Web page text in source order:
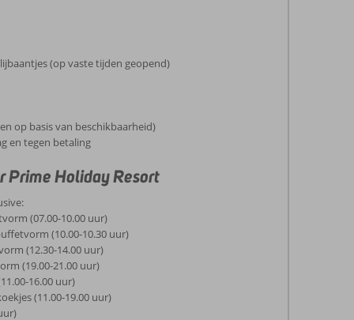
(op vaste tijden geopend)
op basis van beschikbaarheid)
en tegen betaling
Prime Holiday Resort
(07.00-10.00 uur)
(10.00-10.30 uur)
(12.30-14.00 uur)
(19.00-21.00 uur)
16.00 uur)
(11.00-19.00 uur)